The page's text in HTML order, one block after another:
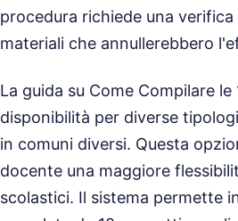
procedura richiede una
materiali che annullerebbero
La guida su Come Compilare
disponibilità per diverse
in comuni diversi. Questa
docente una maggiore
scolastici. Il sistema permette